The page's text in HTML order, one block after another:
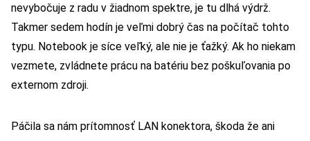
nevybočuje z radu v žiadnom spektre, je tu dlhá výdrž.
Takmer sedem hodín je veľmi dobrý čas na počítač tohto
typu. Notebook je síce veľký, ale nie je ťažký. Ak ho niekam
vezmete, zvládnete prácu na batériu bez poškuľovania po
externom zdroji.
Páčila sa nám prítomnosť LAN konektora, škoda že ani